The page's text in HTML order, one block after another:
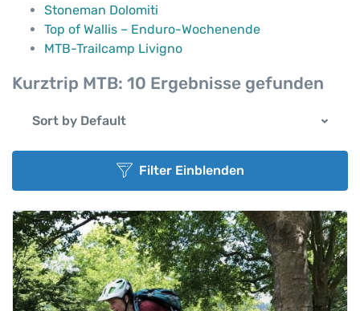
Stoneman Dolomiti
Top of Wallis – Enduro-Wochenende
MTB-Trailcamp Livigno
Kurztrip MTB: 10 Ergebnisse gefunden
Sort by Default
Filter Einblenden